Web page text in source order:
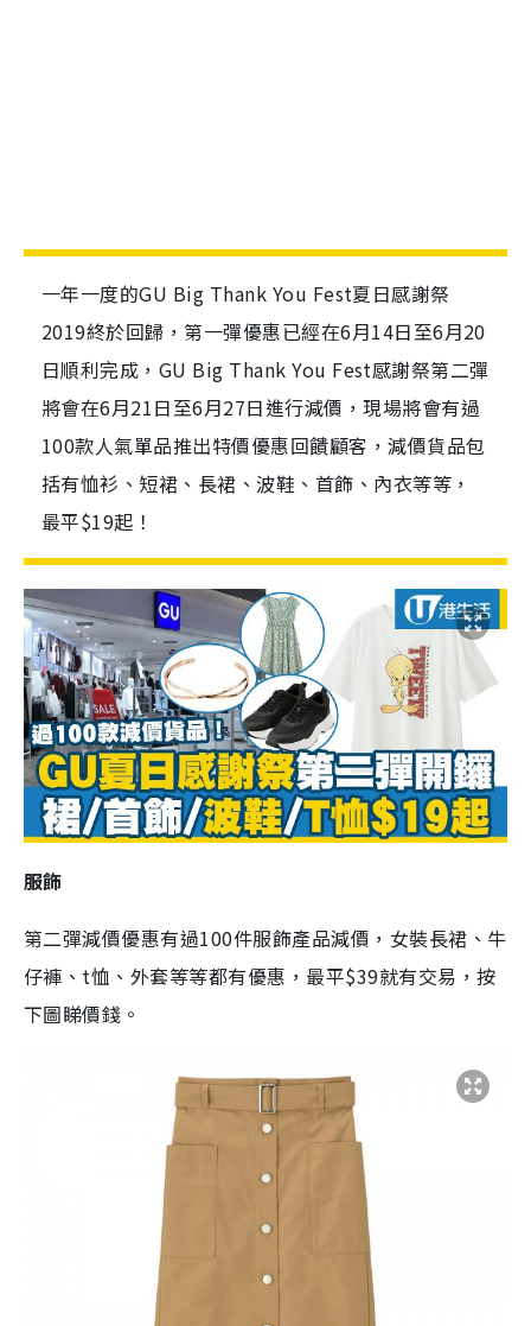
一年一度的GU Big Thank You Fest夏日感謝祭
2019終於回歸，第一彈優惠已經在6月14日至6月20
日順利完成，GU Big Thank You Fest感謝祭第二彈
將會在6月21日至6月27日進行減價，現場將會有過
100款人氣單品推出特價優惠回饋顧客，減價貨品包
括有恤衫、短裙、長裙、波鞋、首飾、內衣等等，
最平$19起！
服飾
第二彈減價優惠有過100件服飾產品減價，女裝長裙、牛
仔褲、t恤、外套等等都有優惠，最平$39就有交易，按
下圖睇價錢。